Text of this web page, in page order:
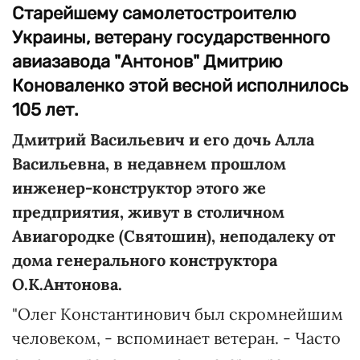
Старейшему самолетостроителю
Украины, ветерану государственного
авиазавода "Антонов" Дмитрию
Коноваленко этой весной исполнилось
105 лет.
Дмитрий Васильевич и его дочь Алла
Васильевна, в недавнем прошлом
инженер-конструктор этого же
предприятия, живут в столичном
Авиагородке (Святошин), неподалеку от
дома генерального конструктора
О.К.Антонова.
"Олег Константинович был скромнейшим
человеком, - вспоминает ветеран. - Часто